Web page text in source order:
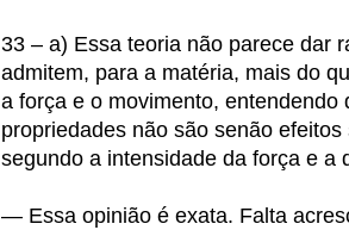
33 – a) Essa teoria não parece dar
admitem, para a matéria, mais do
a força e o movimento, entendendo
propriedades não são senão
segundo a intensidade da força e a
— Essa opinião é exata. Falta